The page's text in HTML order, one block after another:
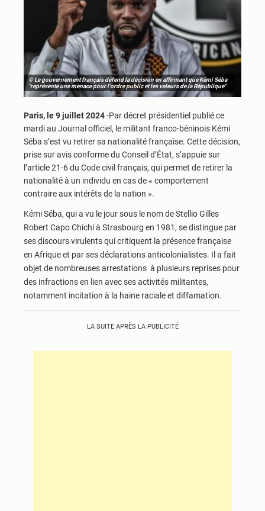
© Le gouvernement français défend la décision en affirmant que Kémi Séba
"représente une menace pour l'ordre public et les valeurs de la République"
Paris, le 9 juillet 2024-Par décret présidentiel publié ce
mardi au Journal officiel, le militant franco-béninois Kémi
Séba s’est vu retirer sa nationalité française. Cette décision,
prise sur avis conforme du Conseil d’État, s’appuie sur
l’article 21-6 du Code civil français, qui permet de retirer la
nationalité à un individu en cas de « comportement
contraire aux intérêts de la nation ».
Kémi Séba, qui a vu le jour sous le nom de Stellio Gilles
Robert Capo Chichi à Strasbourg en 1981, se distingue par
ses discours virulents qui critiquent la présence française
en Afrique et par ses déclarations anticolonialistes. Il a fait
objet de nombreuses arrestations à plusieurs reprises pour
des infractions en lien avec ses activités militantes,
notamment incitation à la haine raciale et diffamation.
LA SUITE APRÈS LA PUBLICITÉ